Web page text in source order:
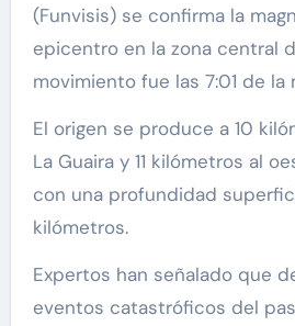
(Funvisis) se confirma la
epicentro en la zona central
movimiento fue las 7:01 de la
El origen se produce a 10
La Guaira y 11 kilómetros al
con una profundidad
kilómetros.
Expertos han señalado que
eventos catastróficos del